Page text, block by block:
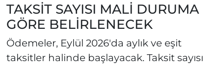
TAKSİT SAYISI MALİ DURUMA
GÖRE BELİRLENECEK
Ödemeler, Eylül 2026'da aylık ve eşit
taksitler halinde başlayacak. Taksit sayısı